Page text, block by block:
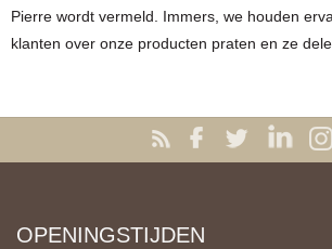
Pierre wordt vermeld. Immers, we houden
klanten over onze producten praten en ze
OPENINGSTIJDEN